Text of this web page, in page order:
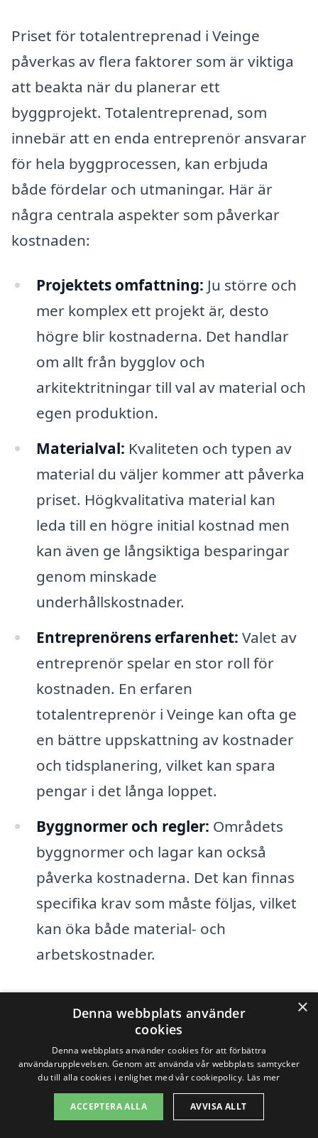
Priset för totalentreprenad i Veinge
påverkas av flera faktorer som är viktiga
att beakta när du planerar ett
byggprojekt. Totalentreprenad, som
innebär att en enda entreprenör ansvarar
för hela byggprocessen, kan erbjuda
både fördelar och utmaningar. Här är
några centrala aspekter som påverkar
kostnaden:
Projektets omfattning: Ju större och
mer komplex ett projekt är, desto
högre blir kostnaderna. Det handlar
om allt från bygglov och
arkitektritningar till val av material och
egen produktion.
Materialval: Kvaliteten och typen av
material du väljer kommer att påverka
priset. Högkvalitativa material kan
leda till en högre initial kostnad men
kan även ge långsiktiga besparingar
genom minskade
underhållskostnader.
Entreprenörens erfarenhet: Valet av
entreprenör spelar en stor roll för
kostnaden. En erfaren
totalentreprenör i Veinge kan ofta ge
en bättre uppskattning av kostnader
och tidsplanering, vilket kan spara
pengar i det långa loppet.
Byggnormer och regler: Områdets
byggnormer och lagar kan också
påverka kostnaderna. Det kan finnas
specifika krav som måste följas, vilket
kan öka både material- och
arbetskostnader.
För att få en exakt offert på
totalentreprenad i Veinge
rekommenderas det att du inhämtar flera
offerter från olika entreprenörer. Genom
att jämföra pristillbud och tjänster kan du
försäkra dig om att du får det bästa
×
Denna webbplats använder
cookies
Denna webbplats använder cookies för att förbättra
användarupplevelsen. Genom att använda vår webbplats samtycker
du till alla cookies i enlighet med vår cookiepolicy. Läs mer
ACCEPTERA ALLA AVVISA ALLT